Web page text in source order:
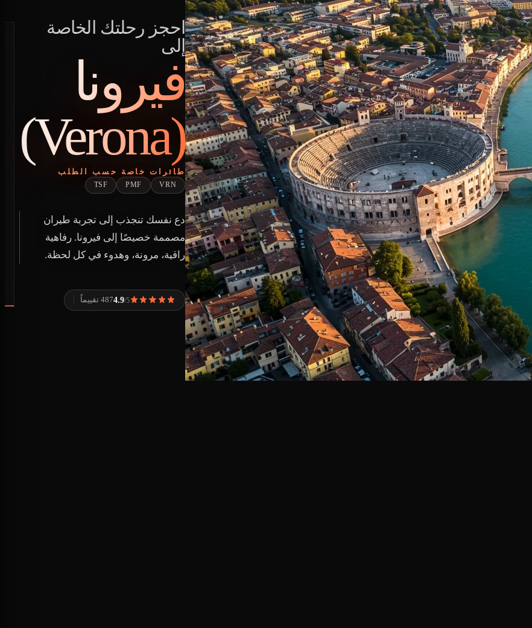
احجز رحلتك الخاصة
إلى
فيرونا
(Verona)
طائرات خاصة حسب الطلب
VRN
PMF
TSF
دع نفسك تنجذب إلى تجربة طيران
مصممة خصيصًا إلى فيرونا. رفاهية
راقية، مرونة، وهدوء في كل لحظة.
4.9/5 487 تقييماً